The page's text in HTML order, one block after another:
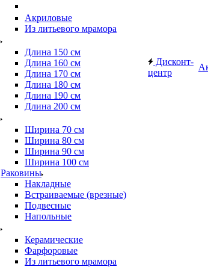
Акриловые
Из литьевого мрамора
Длина 150 см
Длина 160 см
Длина 170 см
Длина 180 см
Длина 190 см
Длина 200 см
Ширина 70 см
Ширина 80 см
Ширина 90 см
Ширина 100 см
Раковины
Накладные
Встраиваемые (врезные)
Подвесные
Напольные
Керамические
Фарфоровые
Из литьевого мрамора
Дисконт-
центр